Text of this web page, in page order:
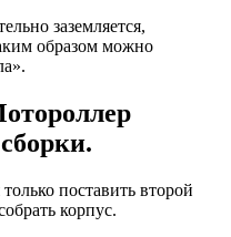
заземляется,
образом можно
поставить второй
корпус.